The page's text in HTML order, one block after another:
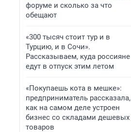
форуме и сколько за что
обещают
«300 тысяч стоит тур и в
Турцию, и в Сочи».
Рассказываем, куда россияне
едут в отпуск этим летом
«Покупаешь кота в мешке»:
предприниматель рассказала,
как на самом деле устроен
бизнес со складами дешевых
товаров